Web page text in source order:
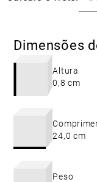
Dimensões
Altura
0,8 cm
24,0 cm
Peso